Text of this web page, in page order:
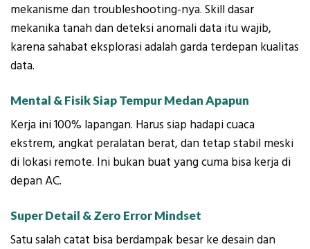
mekanisme dan troubleshooting-nya. Skill dasar
mekanika tanah dan deteksi anomali data itu wajib,
karena sahabat eksplorasi adalah garda terdepan kualitas
data.
Mental & Fisik Siap Tempur Medan Apapun
Kerja ini 100% lapangan. Harus siap hadapi cuaca
ekstrem, angkat peralatan berat, dan tetap stabil meski
di lokasi remote. Ini bukan buat yang cuma bisa kerja di
depan AC.
Super Detail & Zero Error Mindset
Satu salah catat bisa berdampak besar ke desain dan